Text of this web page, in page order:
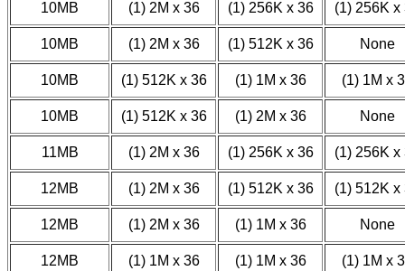
10MB (1) 2M x 36 (1) 256K x 36 (1) 256K x
10MB (1) 2M x 36 (1) 512K x 36 None
10MB (1) 512K x 36 (1) 1M x 36 (1) 1M x
10MB (1) 512K x 36 (1) 2M x 36 None
11MB (1) 2M x 36 (1) 256K x 36 (1) 256K x
12MB (1) 2M x 36 (1) 512K x 36 (1) 512K x
12MB (1) 2M x 36 (1) 1M x 36 None
12MB (1) 1M x 36 (1) 1M x 36 (1) 1M x